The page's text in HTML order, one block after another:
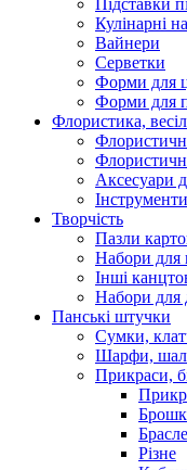
Кулінарні
Вайнери
Серветки
Форми для
Форми для
Флористика,
Аксесуари
Творчість
Пазли
Набори для
Інші
Набори для
Панські штучки
Сумки,
Шарфи,
Прикраси,
Різне